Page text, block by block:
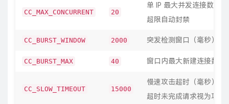
CC_MAX_CONCURRENT 20
单 IP 最大并发连接数，
超限自动封禁
CC_BURST_WINDOW 2000 突发检测窗口（毫秒）
CC_BURST_MAX 40 窗口内最大新建连接数
CC_SLOW_TIMEOUT 15000
慢速攻击超时（毫秒），
超时未完成请求视为攻击